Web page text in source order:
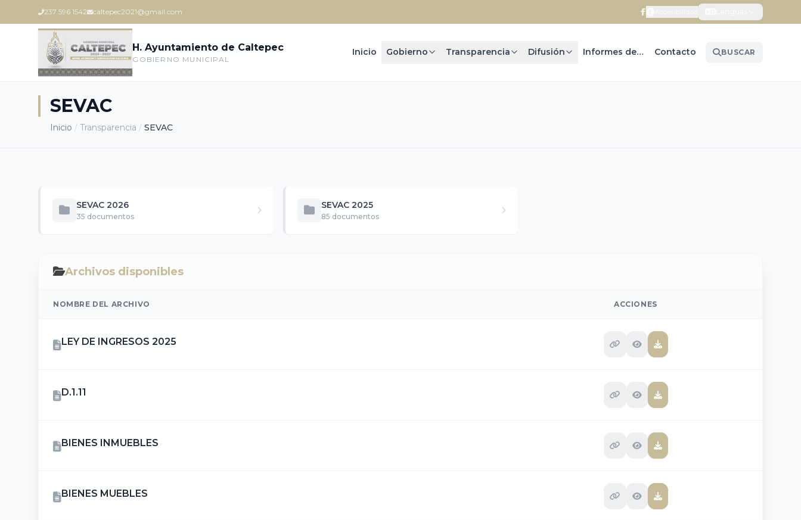
237 596 1542 caltepec2021@gmail.com
H. Ayuntamiento de Caltepec
GOBIERNO MUNICIPAL
Inicio Gobierno Transparencia Difusión Informes de Gobierno Contacto BUSCAR
SEVAC
Inicio / Transparencia / SEVAC
SEVAC 2026
35 documentos
SEVAC 2025
85 documentos
Archivos disponibles
NOMBRE DEL ARCHIVO ACCIONES
LEY DE INGRESOS 2025
D.1.11
BIENES INMUEBLES
BIENES MUEBLES